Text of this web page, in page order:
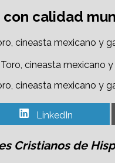
con calidad
cineasta mexicano y
cineasta mexicano y
Share
on
LinkedIn
Cristianosde